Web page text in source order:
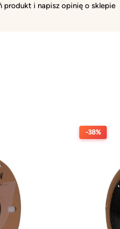
produkt i napisz opinię o sklepie
-38%